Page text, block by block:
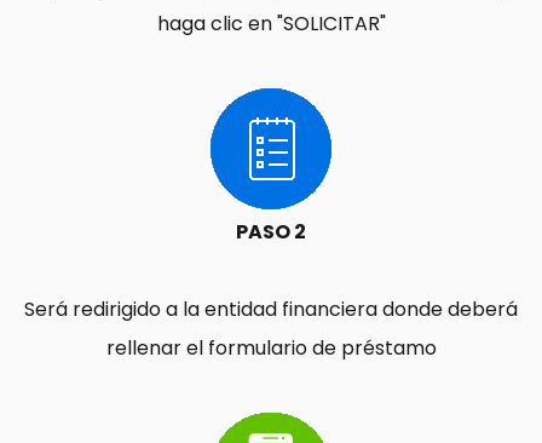
haga clic en "SOLICITAR"
PASO 2
Será redirigido a la entidad financiera donde deberá
rellenar el formulario de préstamo